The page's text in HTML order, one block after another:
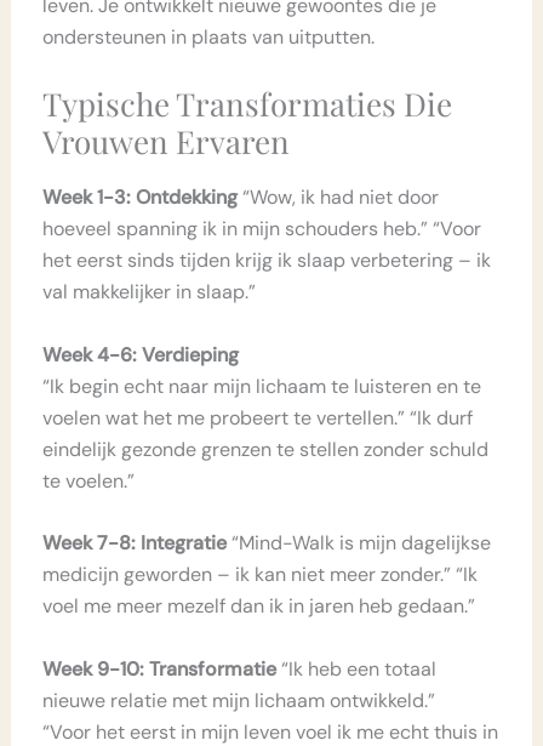
leven. Je ontwikkelt nieuwe gewoontes die je
ondersteunen in plaats van uitputten.
Typische Transformaties Die
Vrouwen Ervaren
Week 1-3: Ontdekking“Wow, ik had niet door
hoeveel spanning ik in mijn schouders heb.” “Voor
het eerst sinds tijden krijg ik slaap verbetering – ik
val makkelijker in slaap.”
Week 4-6: Verdieping
“Ik begin echt naar mijn lichaam te luisteren en te
voelen wat het me probeert te vertellen.” “Ik durf
eindelijk gezonde grenzen te stellen zonder schuld
te voelen.”
Week 7-8: Integratie“Mind-Walk is mijn dagelijkse
medicijn geworden – ik kan niet meer zonder.” “Ik
voel me meer mezelf dan ik in jaren heb gedaan.”
Week 9-10: Transformatie“Ik heb een totaal
nieuwe relatie met mijn lichaam ontwikkeld.”
“Voor het eerst in mijn leven voel ik me echt thuis in